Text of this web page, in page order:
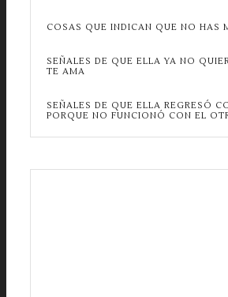
COSAS QUE INDICAN QUE NO HAS
SEÑALES DE QUE ELLA YA NO
TE AMA
SEÑALES DE QUE ELLA REGRESÓ
PORQUE NO FUNCIONÓ CON EL